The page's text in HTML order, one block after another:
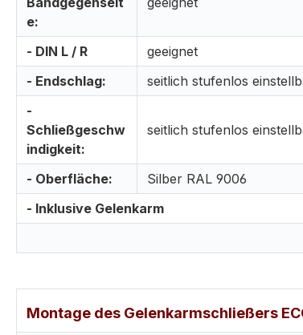
e:
- DIN L / R
geeignet
- Endschlag:
seitlich stufenlos
-
Schließgeschw
indigkeit:
seitlich stufenlos
- Oberfläche:
Silber RAL 9006
- Inklusive Gelenkarm
Montage des Gelenkarmschließers